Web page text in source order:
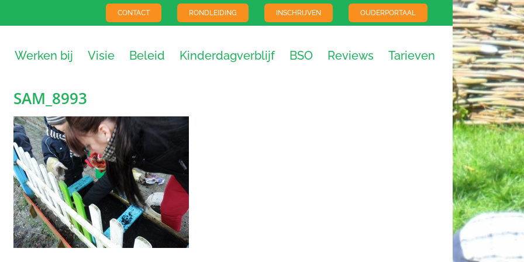
CONTACT RONDLEIDING INSCHRIJVEN OUDERPORTAAL
Werken bij Visie Beleid Kinderdagverblijf BSO Reviews Tarieven
SAM_8993